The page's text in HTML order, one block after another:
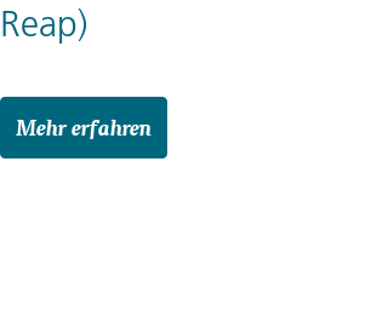
Reap)
Mehr erfahren